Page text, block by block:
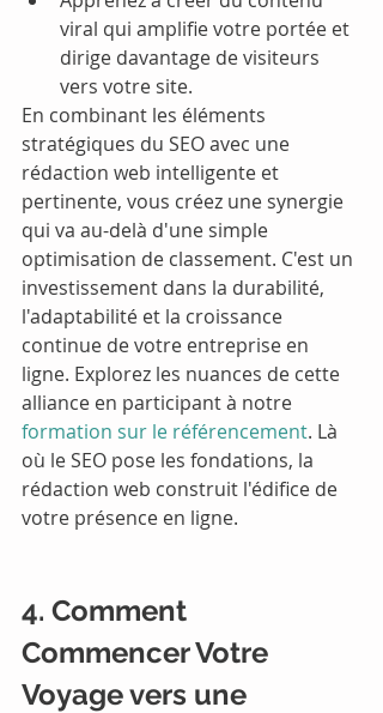
viral qui amplifie votre portée et
dirige davantage de visiteurs
vers votre site.
En combinant les éléments
stratégiques du SEO avec une
rédaction web intelligente et
pertinente, vous créez une synergie
qui va au-delà d'une simple
optimisation de classement. C'est un
investissement dans la durabilité,
l'adaptabilité et la croissance
continue de votre entreprise en
ligne. Explorez les nuances de cette
alliance en participant à notre
formation sur le référencement. Là
où le SEO pose les fondations, la
rédaction web construit l'édifice de
votre présence en ligne.
4. Comment
Commencer Votre
Voyage vers une